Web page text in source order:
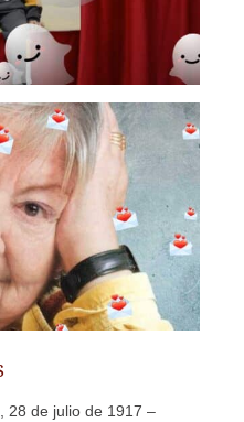
28 de julio de 1917 –